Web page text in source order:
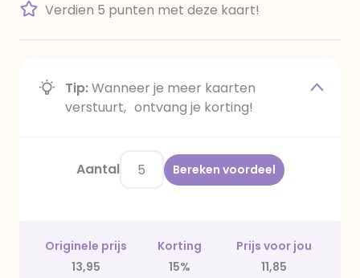
Verdien 5 punten met deze kaart!
Tip:Wanneer je meer kaarten
verstuurt, ontvang je korting!
Aantal Bereken voordeel
Originele prijs Korting
Prijs voor jou
13,95
15% 11,85